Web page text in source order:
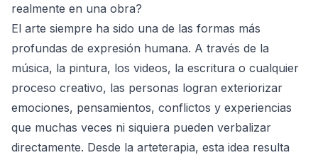
realmente en una obra?
El arte siempre ha sido una de las formas más
profundas de expresión humana. A través de la
música, la pintura, los videos, la escritura o cualquier
proceso creativo, las personas logran exteriorizar
emociones, pensamientos, conflictos y experiencias
que muchas veces ni siquiera pueden verbalizar
directamente. Desde la arteterapia, esta idea resulta